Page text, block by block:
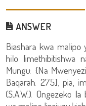
ANSWER
Biashara kwa malipo
hilo limethibitishwa
Mungu: {Na
Baqarah: 275], pia,
(S.A.W.). Ongezeko